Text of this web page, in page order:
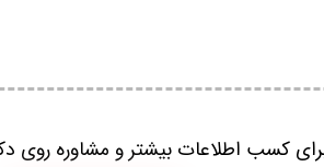
کسب اطلاعات بیشتر و مشاوره روی